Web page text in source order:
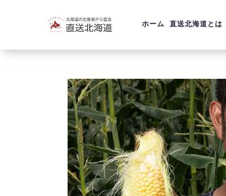
ホーム 直送北海道とは